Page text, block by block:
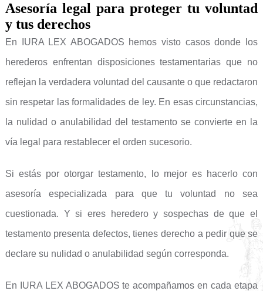
Asesoría legal para proteger tu voluntad
y tus derechos
En IURA LEX ABOGADOS hemos visto casos donde los
herederos enfrentan disposiciones testamentarias que no
reflejan la verdadera voluntad del causante o que redactaron
sin respetar las formalidades de ley. En esas circunstancias,
la nulidad o anulabilidad del testamento se convierte en la
vía legal para restablecer el orden sucesorio.
Si estás por otorgar testamento, lo mejor es hacerlo con
asesoría especializada para que tu voluntad no sea
cuestionada. Y si eres heredero y sospechas de que el
testamento presenta defectos, tienes derecho a pedir que se
declare su nulidad o anulabilidad según corresponda.
En IURA LEX ABOGADOS te acompañamos en cada etapa